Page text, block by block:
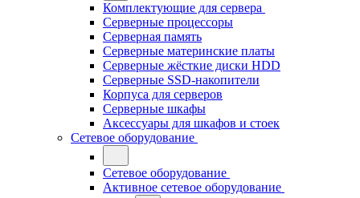
Комплектующие для сервера
Серверные процессоры
Серверная память
Серверные материнские платы
Серверные жёсткие диски HDD
Серверные SSD-накопители
Корпуса для серверов
Серверные шкафы
Аксессуары для шкафов и стоек
Сетевое оборудование
Сетевое оборудование
Активное сетевое оборудование